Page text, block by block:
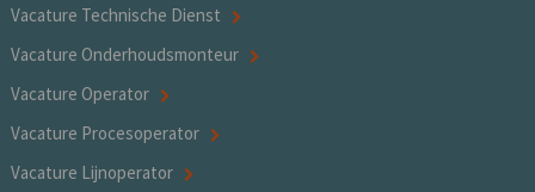
Vacature Technische Dienst
Vacature Onderhoudsmonteur
Vacature Operator
Vacature Procesoperator
Vacature Lijnoperator